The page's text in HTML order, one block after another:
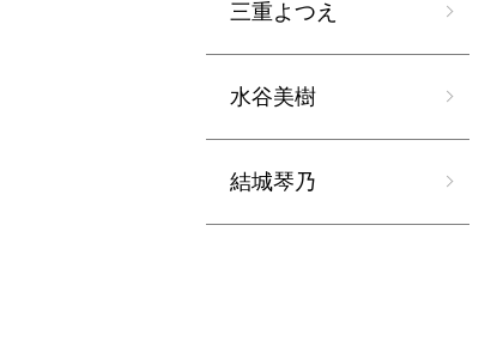
三重よつえ
水谷美樹
結城琴乃